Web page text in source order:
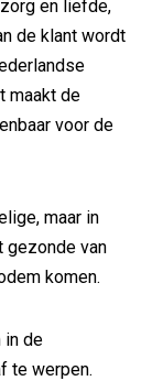
en liefde,
de klant wordt
maakt de
voor de
maar in
gezonde van
komen.
in de
te werpen.